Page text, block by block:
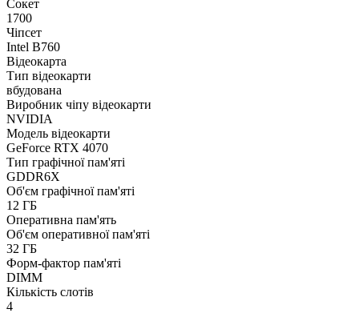
Сокет
1700
Чіпсет
Intel B760
Відеокарта
Тип відеокарти
вбудована
Виробник чіпу відеокарти
NVIDIA
Модель відеокарти
GeForce RTX 4070
Тип графічної пам'яті
GDDR6X
Об'єм графічної пам'яті
12 ГБ
Оперативна пам'ять
Об'єм оперативної пам'яті
32 ГБ
Форм-фактор пам'яті
DIMM
Кількість слотів
4